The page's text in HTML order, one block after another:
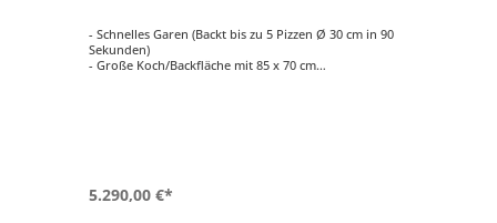
- Schnelles Garen (Backt bis zu 5 Pizzen Ø 30 cm in 90
Sekunden)
- Große Koch/Backfläche mit 85 x 70 cm
5.290,00 €*